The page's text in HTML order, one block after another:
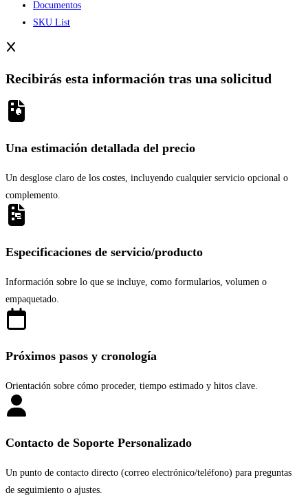
Documentos
SKU List
Recibirás esta información tras una solicitud
Una estimación detallada del precio
Un desglose claro de los costes, incluyendo cualquier servicio opcional o
complemento.
Especificaciones de servicio/producto
Información sobre lo que se incluye, como formularios, volumen o
empaquetado.
Próximos pasos y cronología
Orientación sobre cómo proceder, tiempo estimado y hitos clave.
Contacto de Soporte Personalizado
Un punto de contacto directo (correo electrónico/teléfono) para preguntas
de seguimiento o ajustes.